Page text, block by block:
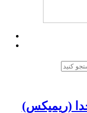
(ریمیکس)